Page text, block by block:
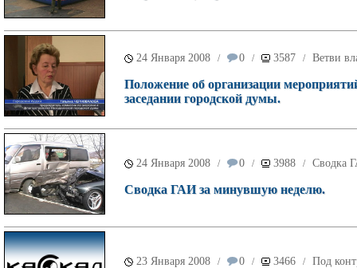
24 Января 2008 / 0 / 3587 / Ветви
Положение об организации
заседании городской думы.
24 Января 2008 / 0 / 3988 / Сводка
Сводка ГАИ за минувшую неделю.
23 Января 2008 / 0 / 3466 / Под